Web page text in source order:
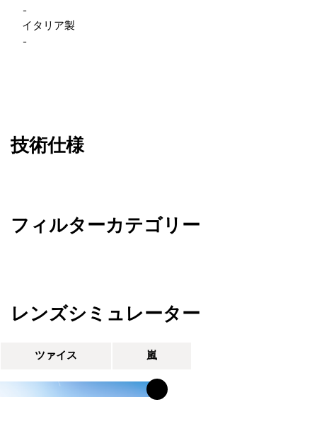
-
イタリア製
-
技術仕様
フィルターカテゴリー
レンズシミュレーター
ツァイス 嵐